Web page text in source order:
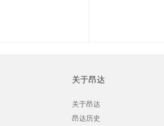
关于昂达
关于昂达
昂达历史